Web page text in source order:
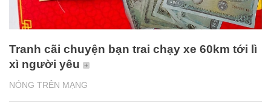
NÓNG TRÊN MẠNG
Tranh cãi chuyện bạn trai chạy xe 60km tới lì
xì người yêu